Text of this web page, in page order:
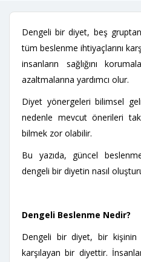
Dengeli bir diyet, beş
tüm beslenme ihtiyaçlarını
insanların sağlığını
azaltmalarına yardımcı olur.
Diyet yönergeleri bilimsel
nedenle mevcut önerileri
bilmek zor olabilir.
Bu yazıda, güncel
dengeli bir diyetin nasıl
Dengeli Beslenme Nedir?
Dengeli bir diyet, bir kişinin
karşılayan bir diyettir.